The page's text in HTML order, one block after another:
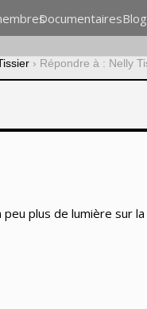
DocumentairesBlog
› Répondre à : Nelly
peu plus de lumière